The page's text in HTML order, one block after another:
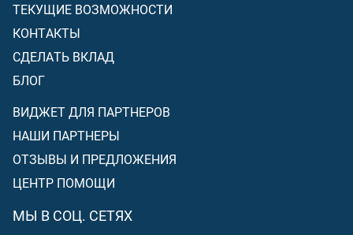
ТЕКУЩИЕ ВОЗМОЖНОСТИ
КОНТАКТЫ
СДЕЛАТЬ ВКЛАД
БЛОГ
ВИДЖЕТ ДЛЯ ПАРТНЕРОВ
НАШИ ПАРТНЕРЫ
ОТЗЫВЫ И ПРЕДЛОЖЕНИЯ
ЦЕНТР ПОМОЩИ
МЫ В СОЦ. СЕТЯХ